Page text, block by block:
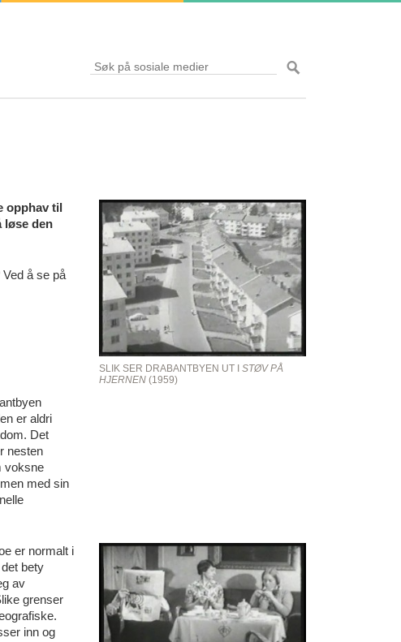
opphav til
løse den
SLIK SER DRABANTBYEN UT I STØV PÅ
HJERNEN (1959)
å se på
er aldri
Det
nesten
voksne
med sin
er normalt i
bety
av
grenser
inn og